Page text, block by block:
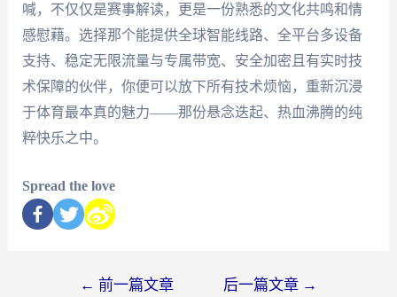
喊，不仅仅是赛事解读，更是一份熟悉的文化共鸣和情
感慰藉。选择那个能提供全球智能线路、全平台多设备
支持、稳定无限流量与专属带宽、安全加密且有实时技
术保障的伙伴，你便可以放下所有技术烦恼，重新沉浸
于体育最本真的魅力——那份悬念迭起、热血沸腾的纯
粹快乐之中。
Spread the love
← 前一篇文章 后一篇文章 →